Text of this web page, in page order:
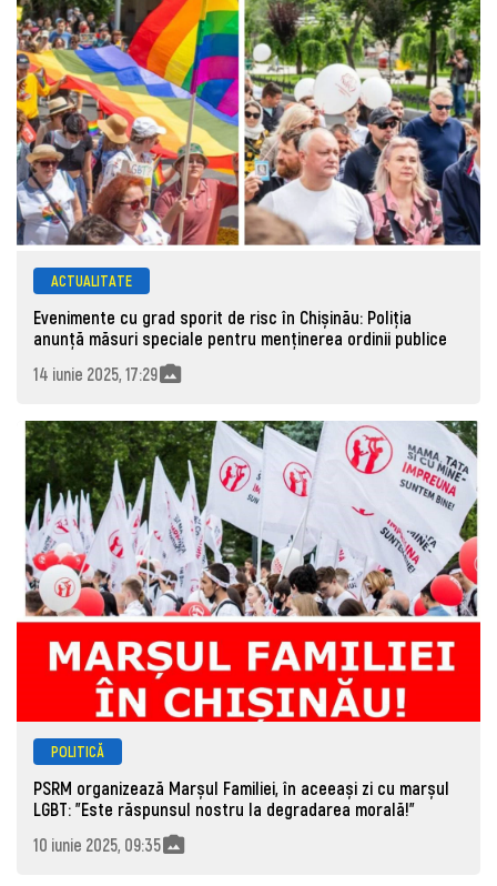
ACTUALITATE
Evenimente cu grad sporit de risc în Chișinău: Poliția
anunță măsuri speciale pentru menținerea ordinii publice
14 iunie 2025, 17:29
POLITICĂ
PSRM organizează Marșul Familiei, în aceeași zi cu marșul
LGBT: ”Este răspunsul nostru la degradarea morală!”
10 iunie 2025, 09:35